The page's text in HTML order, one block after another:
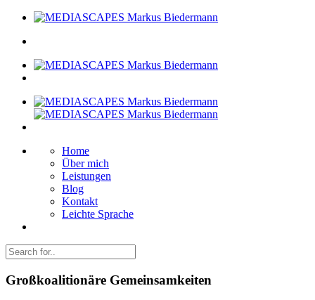
Home
Über mich
Leistungen
Blog
Kontakt
Leichte Sprache
Großkoalitionäre Gemeinsamkeiten